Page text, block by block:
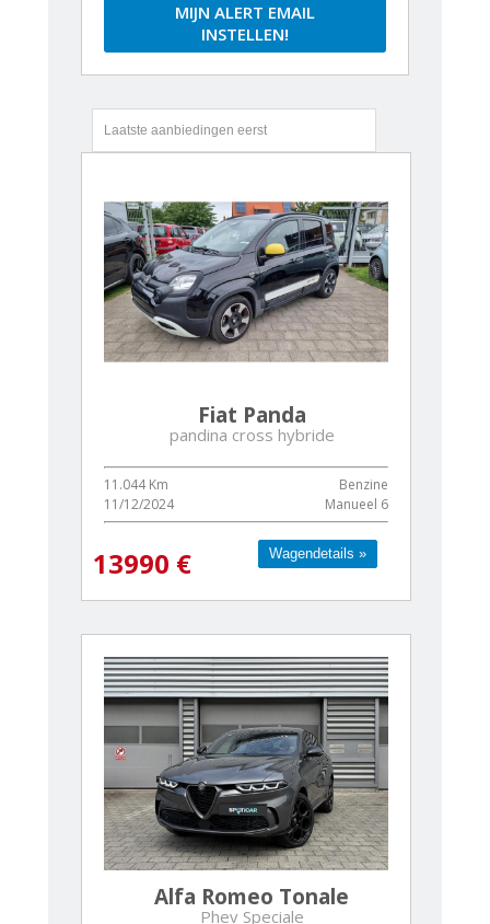
MIJN ALERT EMAIL
INSTELLEN!
Wagendetails »
Fiat Panda
pandina cross hybride
11.044 Km
Benzine
11/12/2024
Manueel 6
13990 € Wagendetails »
Alfa Romeo Tonale
Phev Speciale